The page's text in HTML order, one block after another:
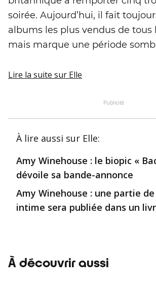
soirée. Aujourd’hui, il fait
albums les plus vendus de tous
mais marque une période
Lire la suite sur Elle
Publicité
À lire aussi sur Elle:
Amy Winehouse : le biopic «
dévoile sa bande-annonce
Amy Winehouse : une partie
intime sera publiée dans un
À découvrir aussi